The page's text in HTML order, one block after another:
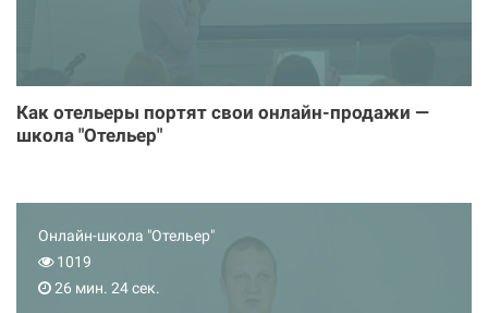
Как отельеры портят свои онлайн-продажи —
школа "Отельер"
Онлайн-школа "Отельер"
1019
26 мин. 24 сек.